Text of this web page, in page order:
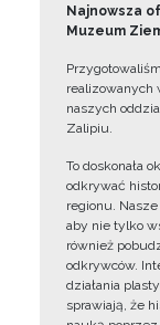
Najnowsza
Muzeum
realizowanych
naszych
Zalipiu.
To doskonała
odkrywać
regionu.
aby nie tylko
również
odkrywców.
działania
sprawiają, że